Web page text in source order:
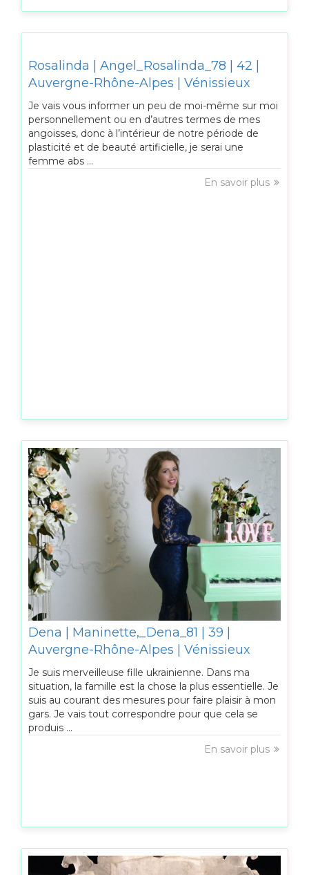
Rosalinda | Angel_Rosalinda_78 | 42 |
Auvergne-Rhône-Alpes | Vénissieux
Je vais vous informer un peu de moi-même sur moi
personnellement ou en d’autres termes de mes
angoisses, donc à l’intérieur de notre période de
plasticité et de beauté artificielle, je serai une
femme abs ...
En savoir plus
Dena | Maninette,_Dena_81 | 39 |
Auvergne-Rhône-Alpes | Vénissieux
Je suis merveilleuse fille ukrainienne. Dans ma
situation, la famille est la chose la plus essentielle. Je
suis au courant des mesures pour faire plaisir à mon
gars. Je vais tout correspondre pour que cela se
produis ...
En savoir plus